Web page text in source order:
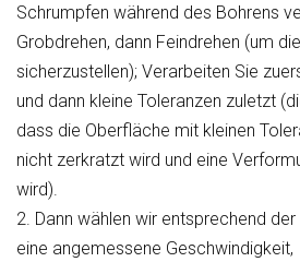
Schrumpfen während des Bohrens
Grobdrehen, dann Feindrehen (um
sicherzustellen); Verarbeiten Sie
und dann kleine Toleranzen zuletzt
dass die Oberfläche mit kleinen
nicht zerkratzt wird und eine
wird).
2. Dann wählen wir entsprechend
eine angemessene Geschwindigkeit,